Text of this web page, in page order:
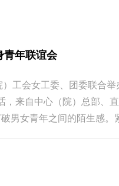
青年联谊会
工会女工委、团委联合
来自中心（院）总部、
女青年之间的陌生感。